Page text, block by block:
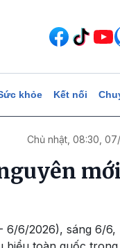
khỏe Kết nối
Chủ nhật, 08:30,
mới
6/6/2026), sáng 6/6,